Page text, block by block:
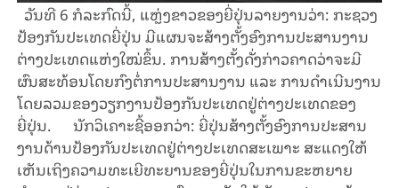
ວັນທີ 6 ກໍ​ລະ​ກົດນີ້, ​ແຫຼ່ງ​ຂາວ​ຂອງຍີ່ປຸ່ນ​​ລາຍ​ງານ​ວ່າ: ກະຊວງ
ປ້ອງກັນປະເທດຍີ່ປຸ່ນ ມີແຜນຈະສ້າງຕັ້ງອົງ​ການປະສານງານ
ຕ່າງປະເທດ​ແຫ່ງໃໝ່ຂຶ້ນ. ການສ້າງຕັ້ງດັ່ງ​ກ່າວຄາດວ່າຈະມີ
ຜົນ​ສະ​ທ້ອນໂດຍກົງຕໍ່ການປະສານງານ ແລະ ການ​ດຳ​ເນີນງານ​
ໂດຍລວມ​ຂອງວຽກງານປ້ອງກັນປະເທດ​ຢູ່ຕ່າງປະເທດຂອງ
ຍີ່ປຸ່ນ. ນັກວິເຄາະຊີ້ອອກວ່າ: ​ຍີ່ປຸ່ນສ້າງຕັ້ງອົງການປະສານ
ງານດ້ານປ້ອງກັນປະເທດ​ຢູ່ຕ່າງປະເທດສະເພາະ ສະແດງໃຫ້
ເຫັນ​ເຖິງ​ຄວາມທະ​ເຍີ​ທະ​ຍານຂອງ​ຍີ່​ປຸ່ນ​ໃນ​ການຂະ​ຫຍາຍ